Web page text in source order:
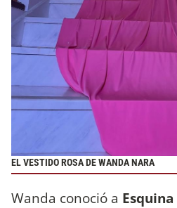
EL VESTIDO ROSA DE WANDA NARA
Wanda conoció a Esquina